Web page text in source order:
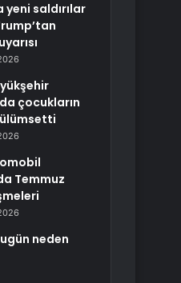
yeni saldırılar
çocukların
Temmuz
neden